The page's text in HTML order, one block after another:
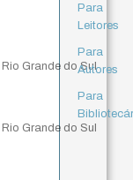
Grande do Sul
Grande do Sul
Para
Leitores
Para
Autores
Para